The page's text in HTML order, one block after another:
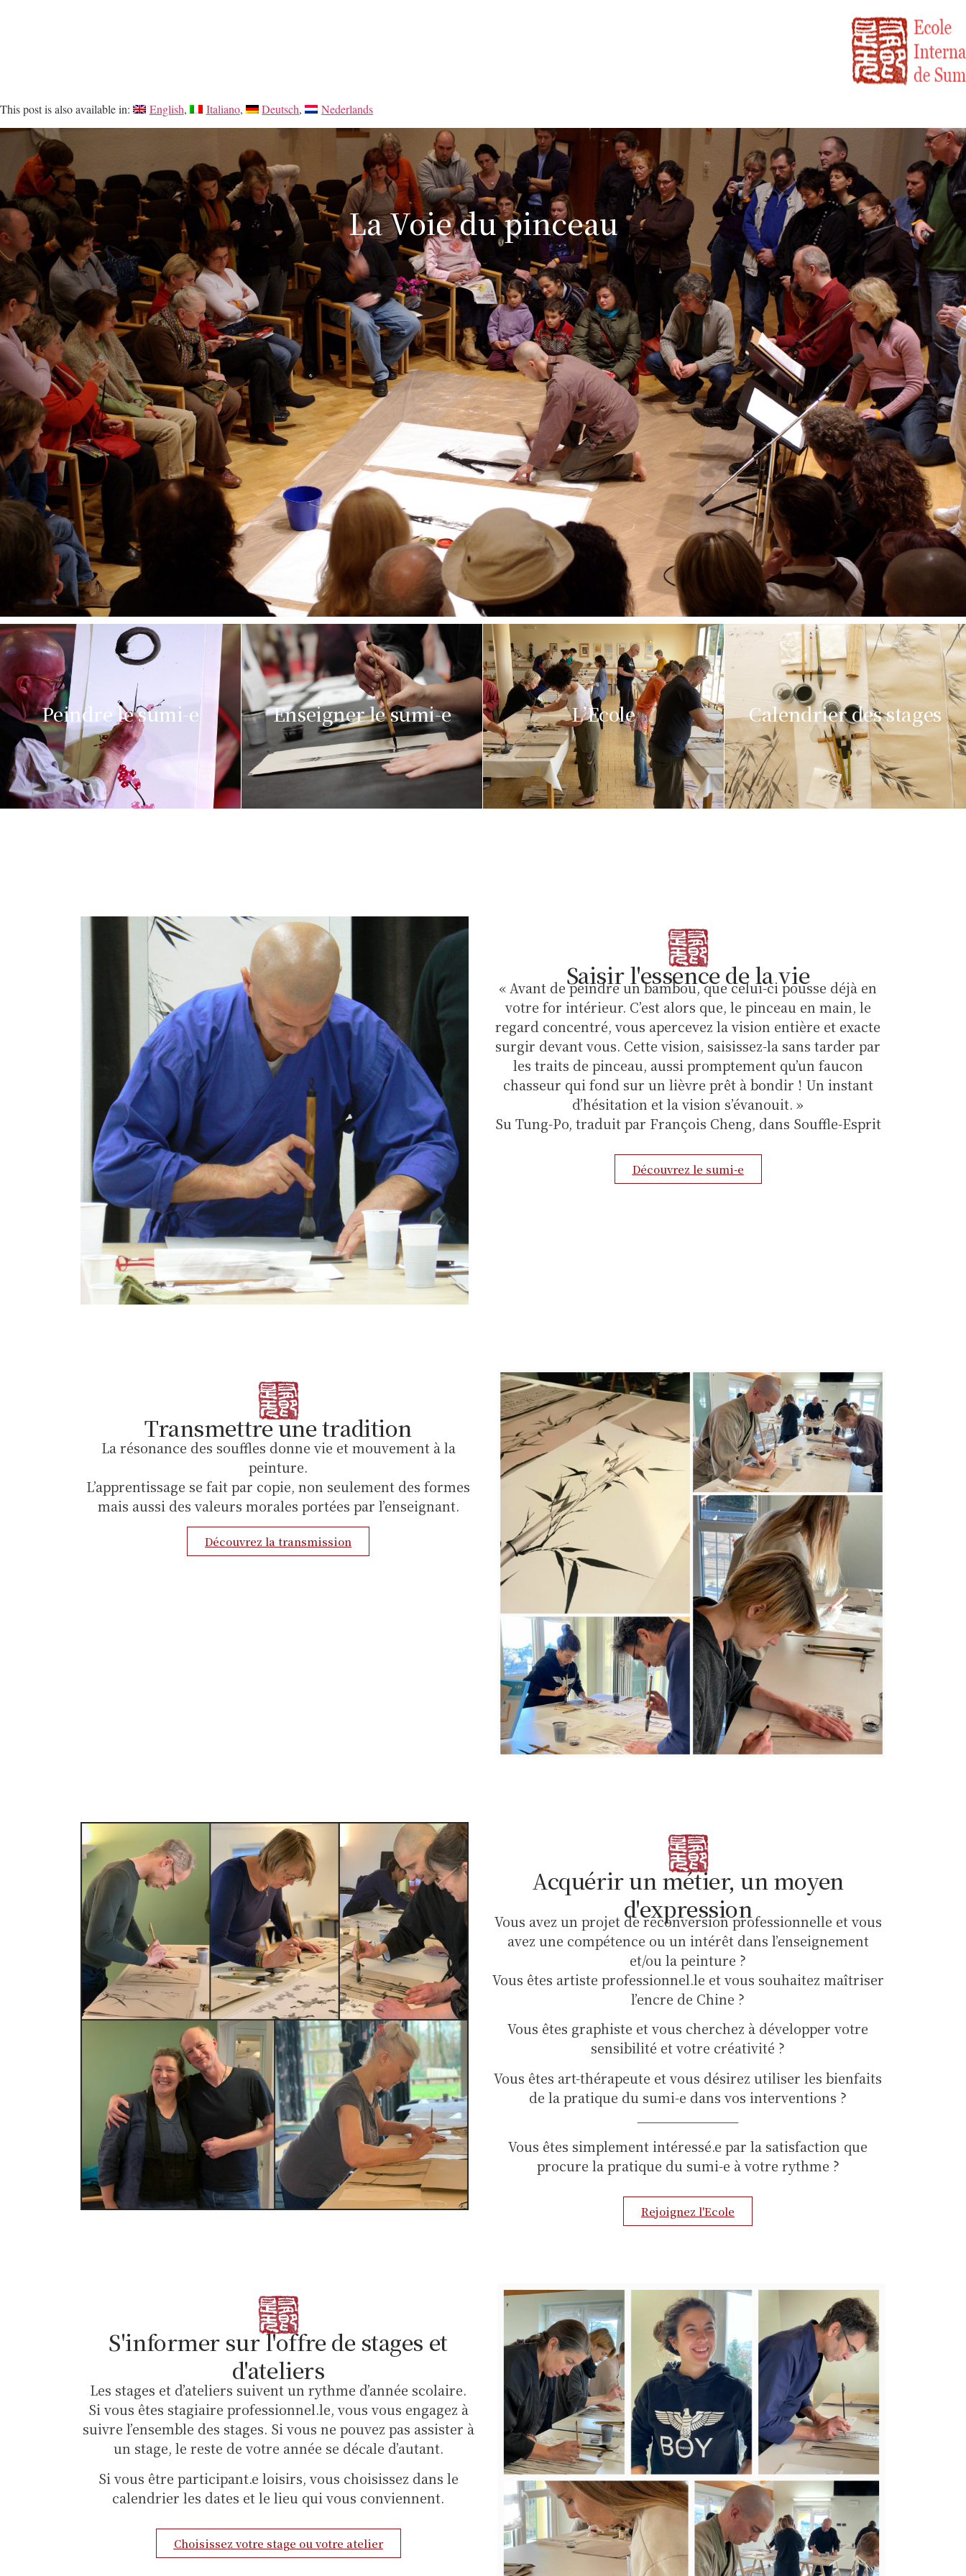
This post is also available in: English Italiano Deutsch Nederlands
La Voie du pinceau
Peindre le sumi-e Enseigner le sumi-e L’Ecole Calendrier des stages
Saisir l'essence de la vie
« Avant de peindre un bambou, que celui-ci pousse déjà en
votre for intérieur. C’est alors que, le pinceau en main, le
regard concentré, vous apercevez la vision entière et exacte
surgir devant vous. Cette vision, saisissez-la sans tarder par
les traits de pinceau, aussi promptement qu’un faucon
chasseur qui fond sur un lièvre prêt à bondir ! Un instant
d’hésitation et la vision s’évanouit. »
Su Tung-Po, traduit par François Cheng, dans Souffle-Esprit
Découvrez le sumi-e
Transmettre une tradition
La résonance des souffles donne vie et mouvement à la
peinture.
L’apprentissage se fait par copie, non seulement des formes
mais aussi des valeurs morales portées par l’enseignant.
Découvrez la transmission
Acquérir un métier, un moyen
d'expression
Vous avez un projet de reconversion professionnelle et vous
avez une compétence ou un intérêt dans l’enseignement
et/ou la peinture ?
Vous êtes artiste professionnel.le et vous souhaitez maîtriser
l’encre de Chine ?
Vous êtes graphiste et vous cherchez à développer votre
sensibilité et votre créativité ?
Vous êtes art-thérapeute et vous désirez utiliser les bienfaits
de la pratique du sumi-e dans vos interventions ?
Vous êtes simplement intéressé.e par la satisfaction que
procure la pratique du sumi-e à votre rythme ?
Rejoignez l'Ecole
S'informer sur l'offre de stages et
d'ateliers
Les stages et d’ateliers suivent un rythme d’année scolaire.
Si vous êtes stagiaire professionnel.le, vous vous engagez à
suivre l’ensemble des stages. Si vous ne pouvez pas assister à
un stage, le reste de votre année se décale d’autant.
Si vous être participant.e loisirs, vous choisissez dans le
calendrier les dates et le lieu qui vous conviennent.
Choisissez votre stage ou votre atelier